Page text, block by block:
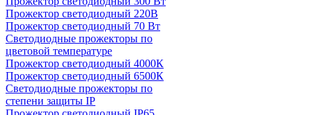
Прожектор светодиодный 220В
Прожектор светодиодный 70 Вт
Светодиодные прожекторы по
цветовой температуре
Прожектор светодиодный 4000К
Прожектор светодиодный 6500К
Светодиодные прожекторы по
степени защиты IP